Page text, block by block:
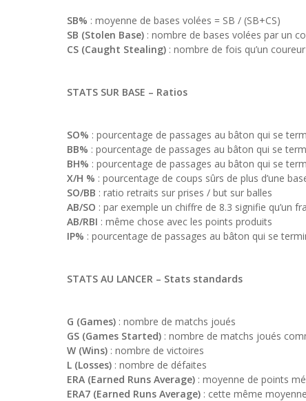
SB% : moyenne de bases volées = SB / (SB+CS)
SB (Stolen Base) : nombre de bases volées par un
CS (Caught Stealing) : nombre de fois qu’un
STATS SUR BASE – Ratios
SO% : pourcentage de passages au bâton qui se
BB% : pourcentage de passages au bâton qui se
BH% : pourcentage de passages au bâton qui se
X/H % : pourcentage de coups sûrs de plus d’une
SO/BB : ratio retraits sur prises / but sur balles
AB/SO : par exemple un chiffre de 8.3 signifie qu’un
AB/RBI : même chose avec les points produits
IP% : pourcentage de passages au bâton qui se
STATS AU LANCER – Stats standards
G (Games) : nombre de matchs joués
GS (Games Started) : nombre de matchs joués
W (Wins) : nombre de victoires
L (Losses) : nombre de défaites
ERA (Earned Runs Average) : moyenne de points
ERA7 (Earned Runs Average) : cette même